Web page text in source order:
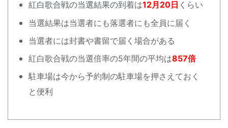
紅白歌合戦の当選結果の到着は12月20日 くらい
当選結果は当選者にも落選者にも全員に届く
当選者には封書や書留で届く場合がある
紅白歌合戦の当選倍率の5年間の平均は857倍
駐車場は今から予約制の駐車場を押さえておく
と便利